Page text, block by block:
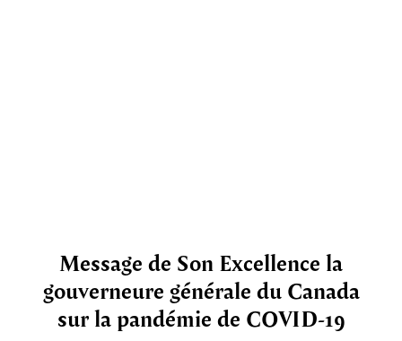
Message de Son Excellence la
gouverneure générale du Canada
sur la pandémie de COVID-19